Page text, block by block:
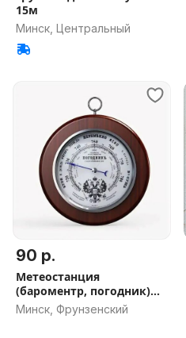
15м
Минск, Центральный
90 р.
Метеостанция
(бароментр, погодник)
RST 05337
Минск, Фрунзенский